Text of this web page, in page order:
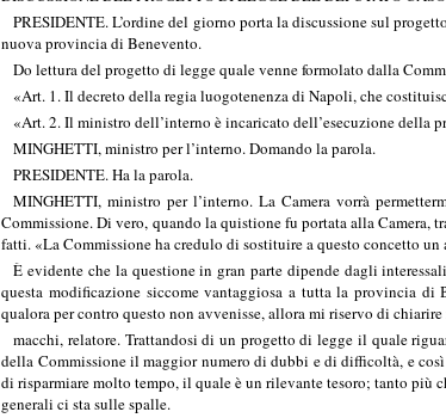
PRESIDENTE. L’ordine del giorno porta la discussione sul
nuova provincia di Benevento.
Do lettura del progetto di legge quale venne formolato dalla
«Art. 1. Il decreto della regia luogotenenza di Napoli, che
«Art. 2. Il ministro dell’interno è incaricato dell’esecuzione della
MINGHETTI, ministro per l’interno. Domando la parola.
PRESIDENTE. Ha la parola.
MINGHETTI, ministro per l’interno. La Camera vorrà
Commissione. Di vero, quando la quistione fu portata alla Camera,
fatti. «La Commissione ha credulo di sostituire a questo concetto
È evidente che la questione in gran parte dipende dagli
questa modificazione siccome vantaggiosa a tutta la provincia
qualora per contro questo non avvenisse, allora mi riservo di
macchi, relatore. Trattandosi di un progetto di legge il quale
della Commissione il maggior numero di dubbi e di difficoltà, e
di risparmiare molto tempo, il quale è un rilevante tesoro; tanto più
generali ci sta sulle spalle.